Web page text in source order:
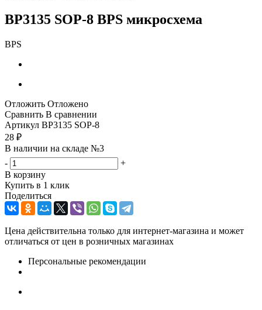
BP3135 SOP-8 BPS микросхема
BPS
Отложить Отложено
Сравнить В сравнении
Артикул BP3135 SOP-8
28 ₽
В наличии на складе №3
-
+
В корзину
Купить в 1 клик
Поделиться
Цена действительна только для интернет-магазина и может
отличаться от цен в розничных магазинах
Персональные рекомендации